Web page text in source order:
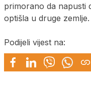
primorano da napusti
optišla u druge zemlje.
Podijeli vijest na: